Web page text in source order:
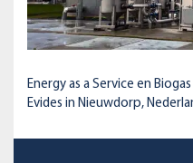
Energy as a Service en
Evides in Nieuwdorp,